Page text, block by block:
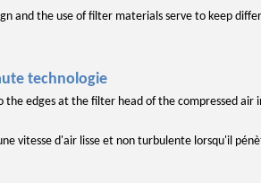
and the use of filter materials serve to keep
technologie
the edges at the filter head of the compressed
vitesse d'air lisse et non turbulente lorsqu'il